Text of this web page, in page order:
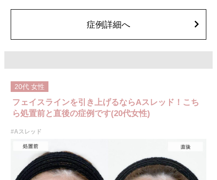
費用：1部位 184,800円(税込)
オプション：笑気麻酔 3,300円(税込)
症例詳細へ
20代 女性
フェイスラインを引き上げるならAスレッド！こち
ら処置前と直後の症例です(20代女性)
#Aスレッド